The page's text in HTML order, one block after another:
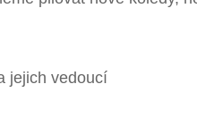
jejich vedoucí